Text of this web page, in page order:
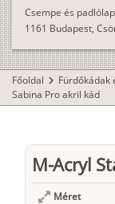
Csempe és
1161 Budapest,
Főoldal chevron_right Fürdőkádak
Sabina Pro akril kád
M-Acryl
Méret